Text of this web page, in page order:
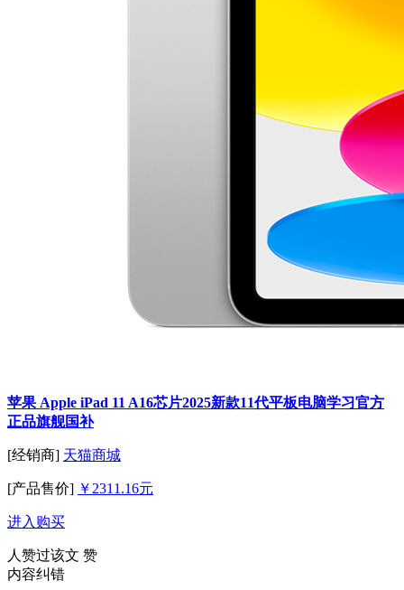
苹果 Apple iPad 11 A16芯片2025新款11代平板电脑学习官方
正品旗舰国补
[经销商] 天猫商城
[产品售价] ￥2311.16元
进入购买
人赞过该文 赞
内容纠错